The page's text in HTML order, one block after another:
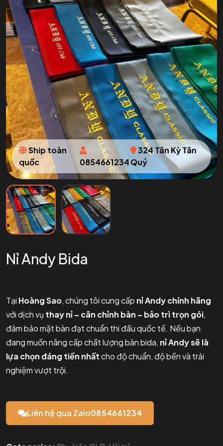
Ship toàn
quốc
0854661234
324 Tân Kỳ Tân
Quý
Nỉ Andy Bida
Tại Hoàng Sao, chúng tôi cung cấp nỉ Andy chính hãng
với dịch vụ thay nỉ – cân chỉnh bàn – bảo trì trọn gói,
đảm bảo mặt bàn đạt chuẩn thi đấu quốc tế. Nếu bạn
đang muốn nâng cấp chất lượng bàn bida, nỉ Andy sẽ là
lựa chọn đáng tiền nhấtcho độ chuẩn, độ bền và trải
nghiệm vượt trội.
Liên hệ qua Zalo0854661234